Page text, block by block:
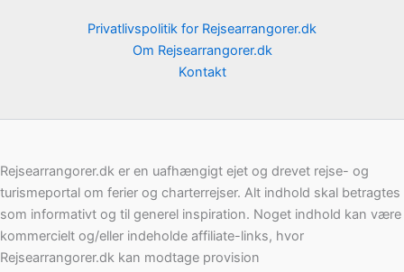
Privatlivspolitik for Rejsearrangorer.dk
Om Rejsearrangorer.dk
Kontakt
Rejsearrangorer.dk er en uafhængigt ejet og drevet rejse- og
turismeportal om ferier og charterrejser. Alt indhold skal betragtes
som informativt og til generel inspiration. Noget indhold kan være
kommercielt og/eller indeholde affiliate-links, hvor
Rejsearrangorer.dk kan modtage provision